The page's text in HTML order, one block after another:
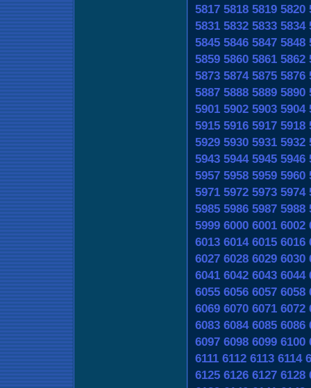
5817 5818 5819 5820
5831 5832 5833 5834
5845 5846 5847 5848
5859 5860 5861 5862
5873 5874 5875 5876
5887 5888 5889 5890
5901 5902 5903 5904
5915 5916 5917 5918
5929 5930 5931 5932
5943 5944 5945 5946
5957 5958 5959 5960
5971 5972 5973 5974
5985 5986 5987 5988
5999 6000 6001 6002
6013 6014 6015 6016
6027 6028 6029 6030
6041 6042 6043 6044
6055 6056 6057 6058
6069 6070 6071 6072
6083 6084 6085 6086
6097 6098 6099 6100
6111 6112 6113 6114
6125 6126 6127 6128